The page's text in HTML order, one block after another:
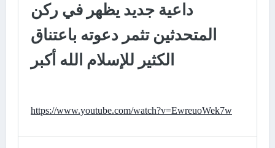
داعية جديد يظهر في ركن
المتحدثين تثمر دعوته باعتناق
الكثير للإسلام الله أكبر
https://www.youtube.com/watch?v=EwreuoWek7w